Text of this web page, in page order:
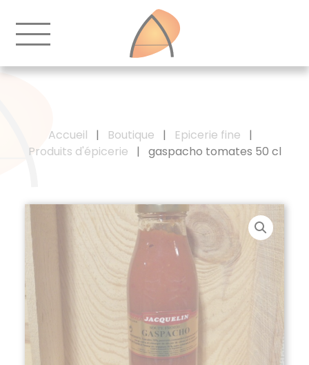
Accueil | Boutique | Epicerie fine
|
Produits d'épicerie
| gaspacho tomates 50 cl